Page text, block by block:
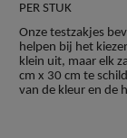
PER STUK
Onze testzakjes
helpen bij het
klein uit, maar elk
cm x 30 cm te
van de kleur en de